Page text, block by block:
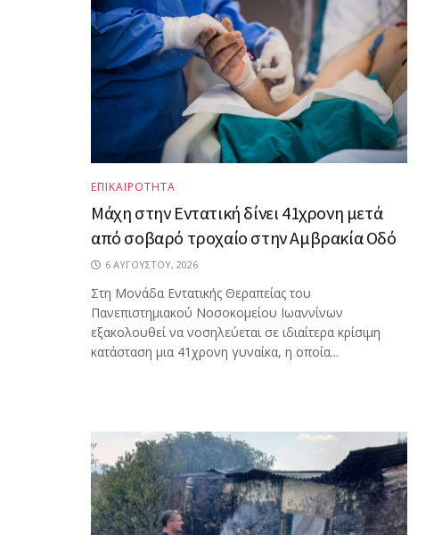
ΕΠΙΚΑΙΡΟΤΗΤΑ
Μάχη στην Εντατική δίνει 41χρονη μετά
από σοβαρό τροχαίο στην Αμβρακία Οδό
6 ΑΥΓΟΎΣΤΟΥ, 2026
Στη Μονάδα Εντατικής Θεραπείας του
Πανεπιστημιακού Νοσοκομείου Ιωαννίνων
εξακολουθεί να νοσηλεύεται σε ιδιαίτερα κρίσιμη
κατάσταση μια 41χρονη γυναίκα, η οποία...